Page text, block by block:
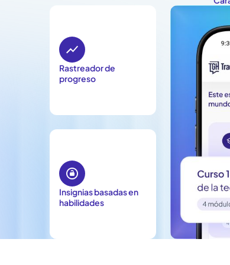

Rastreador de
progreso

Insignias basadas en
habilidades